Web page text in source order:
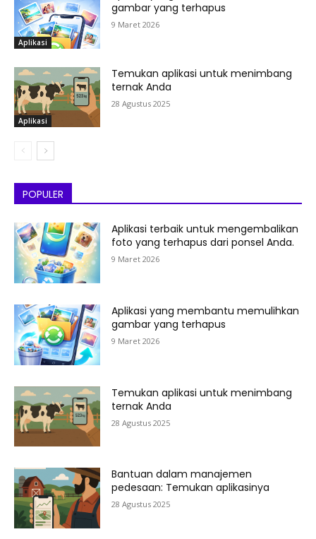
Aplikasi
gambar yang terhapus
9 Maret 2026
Aplikasi
Temukan aplikasi untuk menimbang
ternak Anda
28 Agustus 2025
POPULER
Aplikasi terbaik untuk mengembalikan
foto yang terhapus dari ponsel Anda.
9 Maret 2026
Aplikasi yang membantu memulihkan
gambar yang terhapus
9 Maret 2026
Temukan aplikasi untuk menimbang
ternak Anda
28 Agustus 2025
Bantuan dalam manajemen
pedesaan: Temukan aplikasinya
28 Agustus 2025